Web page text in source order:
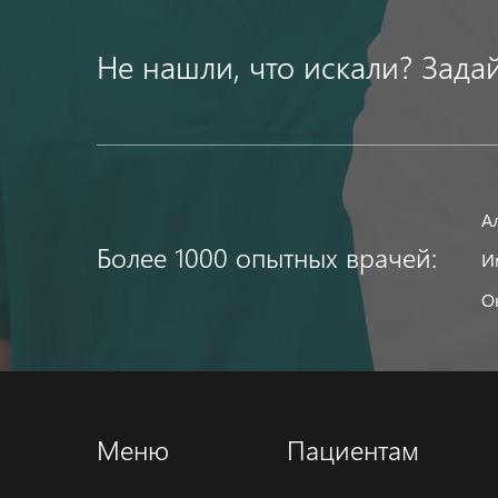
Не нашли, что искали?
Более 1000 опытных врачей:
Меню Пациентам